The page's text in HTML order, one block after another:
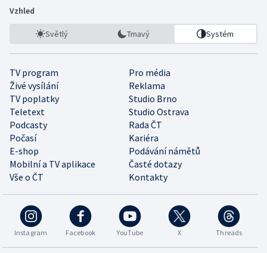
Vzhled
Světlý Tmavý Systém
TV program
Pro média
Živé vysílání
Reklama
TV poplatky
Studio Brno
Teletext
Studio Ostrava
Podcasty
Rada ČT
Počasí
Kariéra
E-shop
Podávání námětů
Mobilní a TV aplikace
Časté dotazy
Vše o ČT
Kontakty
Instagram Facebook YouTube X Threads